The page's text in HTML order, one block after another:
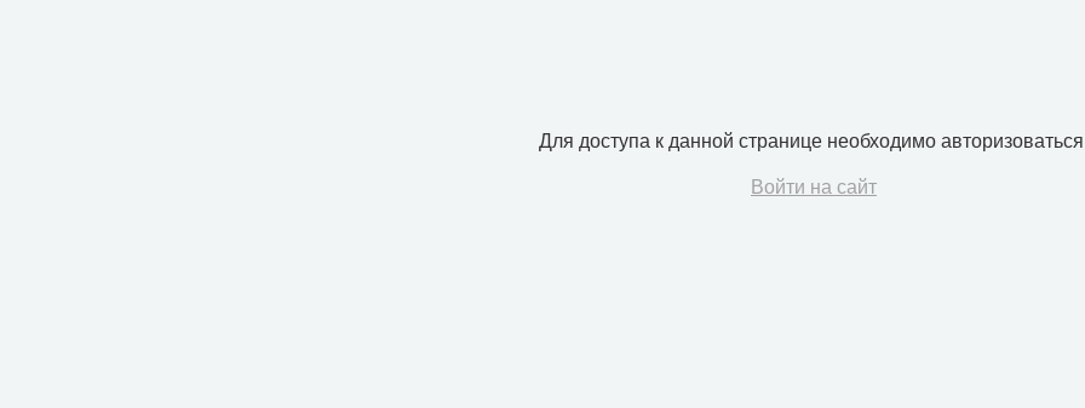
Для доступа к данной странице необходимо
Войти на сайт